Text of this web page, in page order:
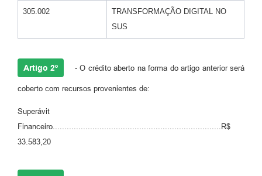
305.002
TRANSFORMAÇÃO DIGITAL NO
SUS
Artigo 2º - O crédito aberto na forma do artigo anterior será
coberto com recursos provenientes de:
Superávit
Financeiro........................................................................R$
33.583,20